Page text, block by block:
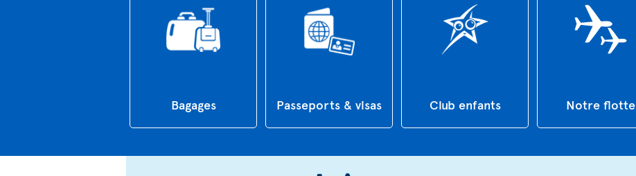
Bagages Passeports & visas Club enfants Notre flotte